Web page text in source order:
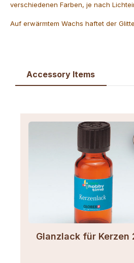
verschiedenen Farben, je nach
Auf erwärmtem Wachs haftet der
Accessory Items
Glanzlack für Kerzen